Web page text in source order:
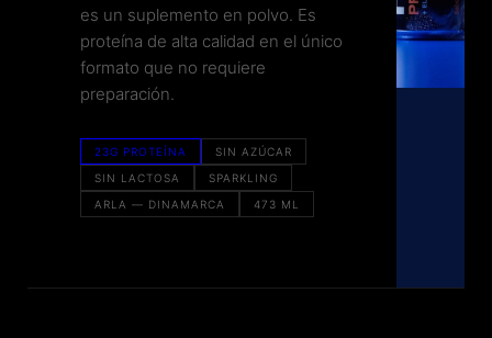
es un suplemento en polvo. Es
proteína de alta calidad en el único
formato que no requiere
preparación.
23G PROTEÍNA
SIN AZÚCAR
SIN LACTOSA
SPARKLING
ARLA — DINAMARCA
473 ML